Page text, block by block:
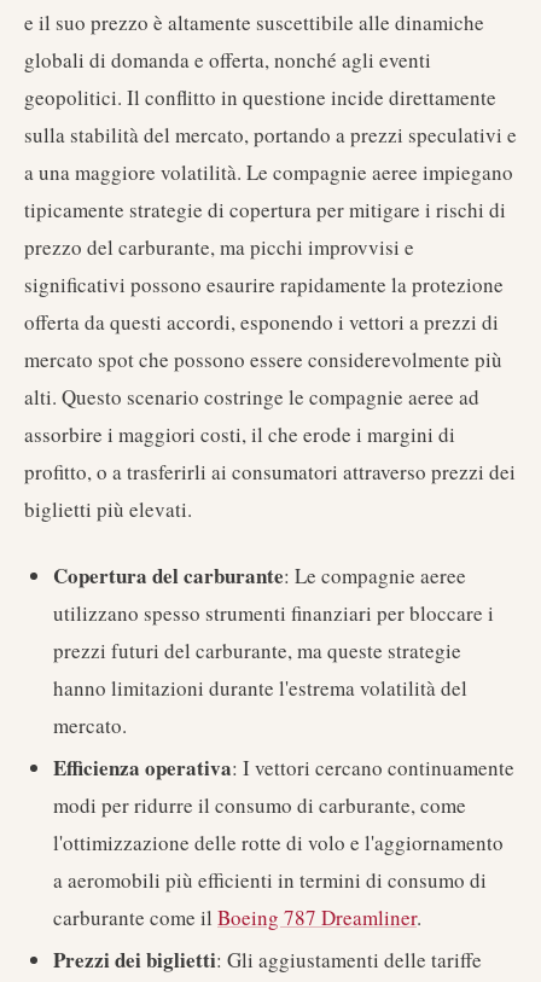
e il suo prezzo è altamente suscettibile alle dinamiche
globali di domanda e offerta, nonché agli eventi
geopolitici. Il conflitto in questione incide direttamente
sulla stabilità del mercato, portando a prezzi speculativi e
a una maggiore volatilità. Le compagnie aeree impiegano
tipicamente strategie di copertura per mitigare i rischi di
prezzo del carburante, ma picchi improvvisi e
significativi possono esaurire rapidamente la protezione
offerta da questi accordi, esponendo i vettori a prezzi di
mercato spot che possono essere considerevolmente più
alti. Questo scenario costringe le compagnie aeree ad
assorbire i maggiori costi, il che erode i margini di
profitto, o a trasferirli ai consumatori attraverso prezzi dei
biglietti più elevati.
Copertura del carburante: Le compagnie aeree
utilizzano spesso strumenti finanziari per bloccare i
prezzi futuri del carburante, ma queste strategie
hanno limitazioni durante l'estrema volatilità del
mercato.
Efficienza operativa: I vettori cercano continuamente
modi per ridurre il consumo di carburante, come
l'ottimizzazione delle rotte di volo e l'aggiornamento
a aeromobili più efficienti in termini di consumo di
carburante come il Boeing 787 Dreamliner.
Prezzi dei biglietti: Gli aggiustamenti delle tariffe